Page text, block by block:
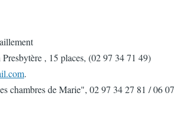
, 15 places, (02 97 34 71 49)
.
chambres de Marie", 02 97 34 27 81 / 06 07